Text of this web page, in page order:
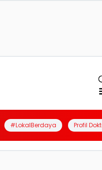
#LokalBerdaya Profil